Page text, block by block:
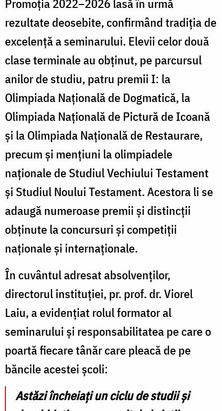
Promoția 2022–2026 lasă în urmă
rezultate deosebite, confirmând tradiția de
excelență a seminarului. Elevii celor două
clase terminale au obținut, pe parcursul
anilor de studiu, patru premii I: la
Olimpiada Națională de Dogmatică, la
Olimpiada Națională de Pictură de Icoană
și la Olimpiada Națională de Restaurare,
precum și mențiuni la olimpiadele
naționale de Studiul Vechiului Testament
și Studiul Noului Testament. Acestora li se
adaugă numeroase premii și distincții
obținute la concursuri și competiții
naționale și internaționale.
În cuvântul adresat absolvenților,
directorul instituției, pr. prof. dr. Viorel
Laiu, a evidențiat rolul formator al
seminarului și responsabilitatea pe care o
poartă fiecare tânăr care pleacă de pe
băncile acestei școli:
Astăzi încheiați un ciclu de studii și